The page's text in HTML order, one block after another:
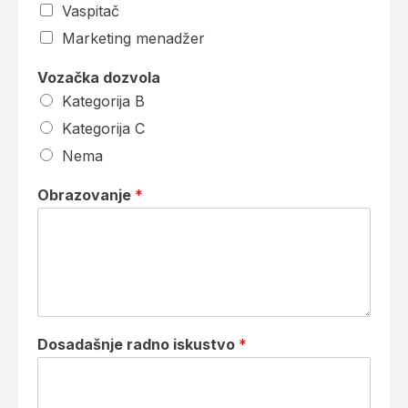
Vaspitač
Marketing menadžer
Vozačka dozvola
Kategorija B
Kategorija C
Nema
Obrazovanje *
Dosadašnje radno iskustvo *